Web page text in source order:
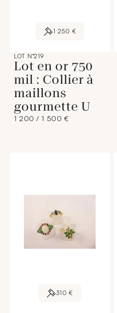
1 250 €
LOT N°219
Lot en or 750
mil : Collier à
maillons
gourmette U
1 200 / 1 500 €
310 €